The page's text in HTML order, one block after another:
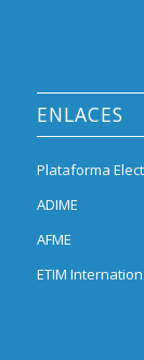
ENLACES
Plataforma
ADIME
AFME
ETIM